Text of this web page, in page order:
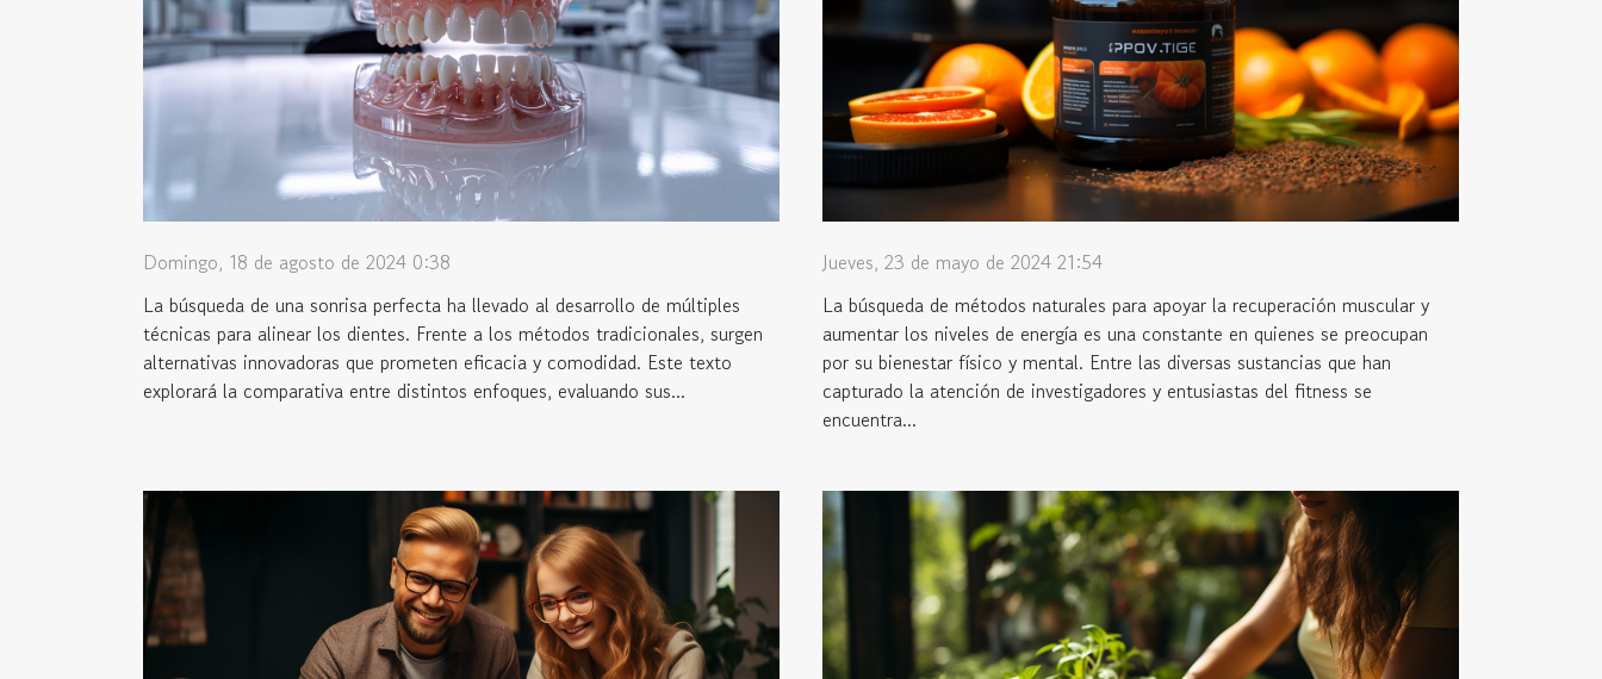
Domingo, 18 de agosto de 2024 0:38
La búsqueda de una sonrisa perfecta ha llevado al desarrollo de múltiples
técnicas para alinear los dientes. Frente a los métodos tradicionales, surgen
alternativas innovadoras que prometen eficacia y comodidad. Este texto
explorará la comparativa entre distintos enfoques, evaluando sus...
Jueves, 23 de mayo de 2024 21:54
La búsqueda de métodos naturales para apoyar la recuperación muscular y
aumentar los niveles de energía es una constante en quienes se preocupan
por su bienestar físico y mental. Entre las diversas sustancias que han
capturado la atención de investigadores y entusiastas del fitness se
encuentra...